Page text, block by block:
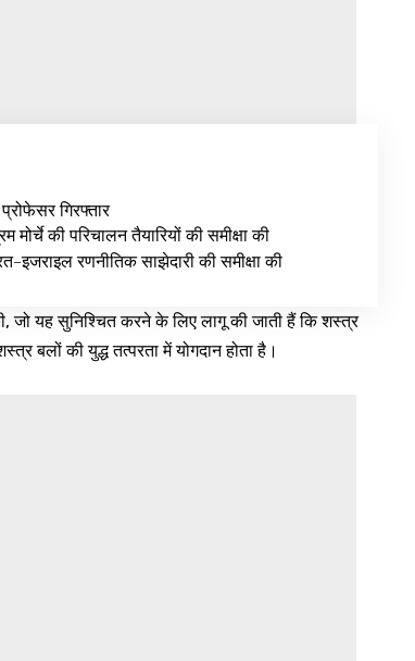
गिरफ्तार
की परिचालन तैयारियों की समीक्षा की
इजराइल रणनीतिक साझेदारी की समीक्षा की
जो यह सुनिश्चित करने के लिए लागू की जाती हैं कि शस्त्र
बलों की युद्ध तत्परता में योगदान होता है।